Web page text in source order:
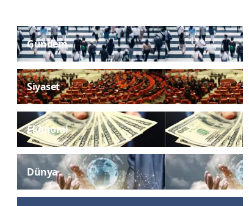
Gündem
Siyaset
Ekonomi
Dünya